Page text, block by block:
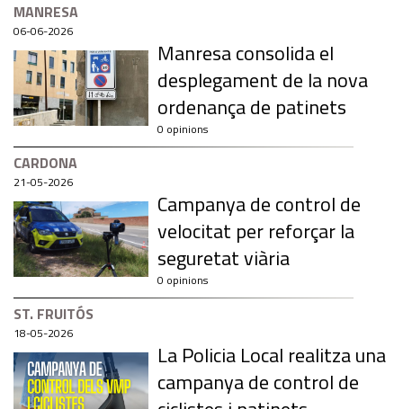
MANRESA
06-06-2026
Manresa consolida el
desplegament de la nova
ordenança de patinets
0 opinions
CARDONA
21-05-2026
Campanya de control de
velocitat per reforçar la
seguretat viària
0 opinions
ST. FRUITÓS
18-05-2026
La Policia Local realitza una
campanya de control de